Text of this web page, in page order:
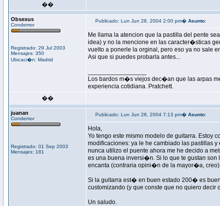
��
Obsexus
Condemor
Registrado: 29 Jul 2003
Mensajes: 350
Ubicaci�n: Madrid
Publicado: Lun Jun 28, 2004 2:00 pm� Asunto:
Me llama la atencion que la pastilla del pente
idea) y no la mencione en las caracter�sticas
vuelto a ponerle la orginal, pero eso ya no sale
Asi que si puedes probarla antes...
Los bardos m�s viejos dec�an que las arpas
experiencia cotidiana. Pratchett.
��
juanan
Condemor
Registrado: 01 Sep 2003
Mensajes: 181
Publicado: Lun Jun 28, 2004 7:13 pm� Asunto:
Hola,
Yo tengo este mismo modelo de guitarra. Estoy
modificaciones: ya le he cambiado las pastillas
nunca utilizo el puente ahora me he decido a
es una buena inversi�n. Si lo que te gustan
encanta (contraria opini�n de la mayor�a,
Si la guitarra est� en buen estado 200� es
customizando (y que conste que no quiero
Un saludo.